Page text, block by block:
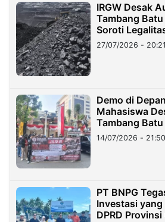
IRGW Desak
Tambang
Soroti
Stockpile
27/07/2026 - 20:21
Demo di
Mahasiswa
Tambang
Lampung
14/07/2026 - 21:50
PT BNPG
Investasi yang
DPRD